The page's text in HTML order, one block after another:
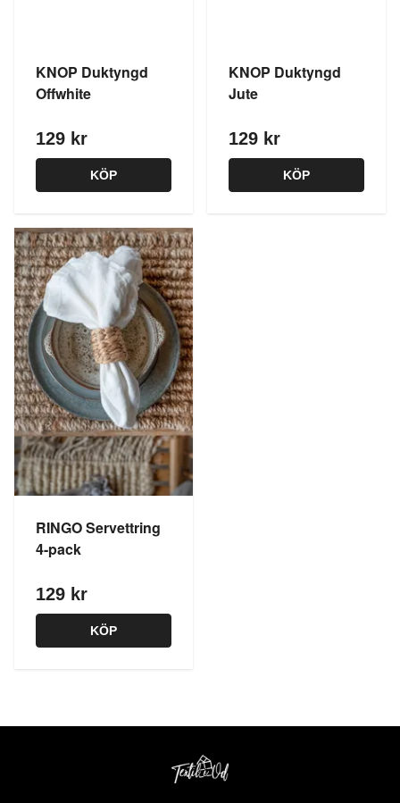
KNOP Duktyngd
Offwhite
129 kr
KÖP
KNOP Duktyngd
Jute
129 kr
KÖP
RINGO Servettring
4-pack
129 kr
KÖP